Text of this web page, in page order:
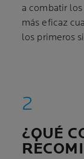
a combatir
más eficaz
los primeros
¿QUÉ